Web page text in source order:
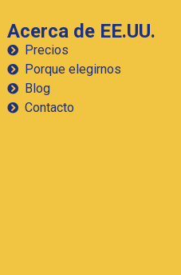
Acerca de EE.UU.
Precios
Porque elegirnos​
Blog
Contacto